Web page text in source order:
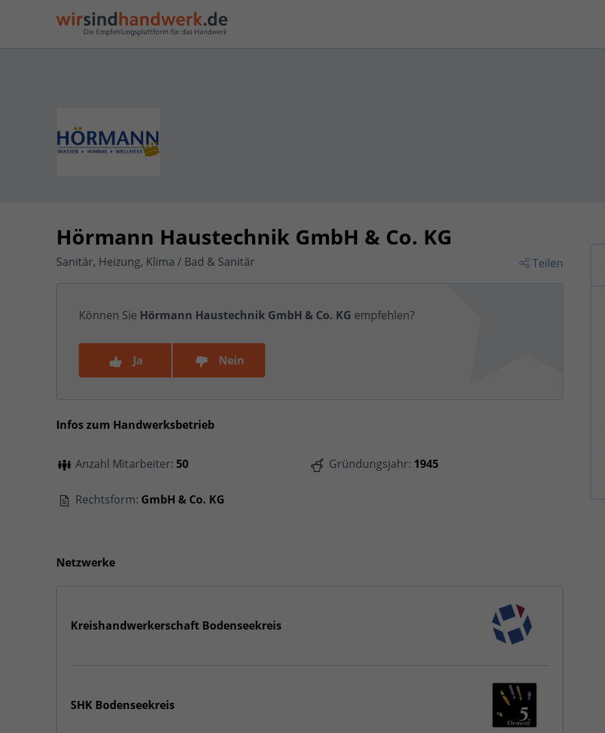
Hörmann Haustechnik GmbH & Co. KG
Teilen
Sanitär, Heizung, Klima / Bad & Sanitär
Können Sie Hörmann Haustechnik GmbH & Co. KG empfehlen?
Ja Nein
Infos zum Handwerksbetrieb
Anzahl Mitarbeiter: 50 Gründungsjahr: 1945
Rechtsform: GmbH & Co. KG
Netzwerke
Kreishandwerkerschaft Bodenseekreis
SHK Bodenseekreis